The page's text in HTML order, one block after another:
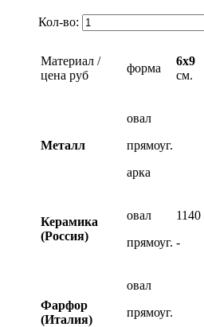
Кол-во:
Материал /
цена руб
форма
6х9
см.
Металл
овал
прямоуг.
арка
Керамика
(Россия)
овал
прямоуг.
1140
-
Фарфор
(Италия)
овал
прямоуг.